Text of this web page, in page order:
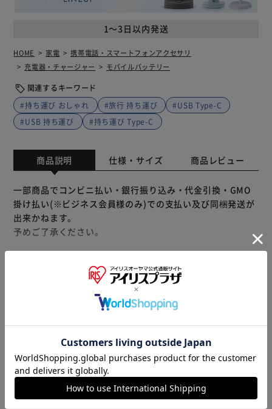
1～3日以内発送
HOME 家電
携帯電話・スマートフォンアクセサリ
充電器・チャージャー
モバイルバッテリー
関連するキーワード
#持ち運び おしゃれ
#旅行 持ち運び
#USB Type-C
#USB 持ち運び
#持ち運び Type-C
商品説明 仕様・サイズ 商品レビュー
一部商品でコンビニ払い・銀行振り込み・代金引換・GMO
掛け払い(※ビジネス会員様のみ)での支払い及び同梱発送が
出来かねます。
予めご了承ください。
◆USB-AでもType-Cでも出力
◆クッキリ見やすい残量表示もっと見る
※製品は予告なく仕様を変更する場合がございます。あらか
じめご了承ください。
※当商品はお取り寄せ品の為、在庫の確認及び商品のお届け
までお時間を頂く場合がございます。
また、商品がメーカーにて完売となっていた場合、キャンセ